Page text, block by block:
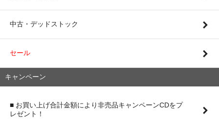
中古・デッドストック
セール
キャンペーン
■ お買い上げ合計金額により非売品キャンペーンCDをプ
レゼント！